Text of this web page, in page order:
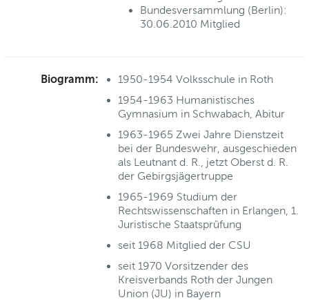
Bundesversammlung (Berlin):
30.06.2010 Mitglied
Biogramm:
1950-1954 Volksschule in Roth
1954-1963 Humanistisches
Gymnasium in Schwabach, Abitur
1963-1965 Zwei Jahre Dienstzeit
bei der Bundeswehr, ausgeschieden
als Leutnant d. R., jetzt Oberst d. R.
der Gebirgsjägertruppe
1965-1969 Studium der
Rechtswissenschaften in Erlangen, 1.
Juristische Staatsprüfung
seit 1968 Mitglied der CSU
seit 1970 Vorsitzender des
Kreisverbands Roth der Jungen
Union (JU) in Bayern